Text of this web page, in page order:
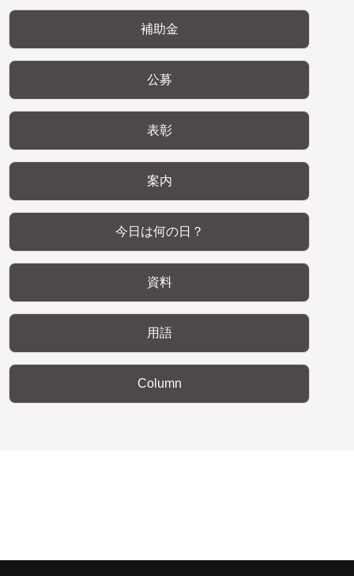
補助金
公募
表彰
案内
今日は何の日？
資料
用語
Column